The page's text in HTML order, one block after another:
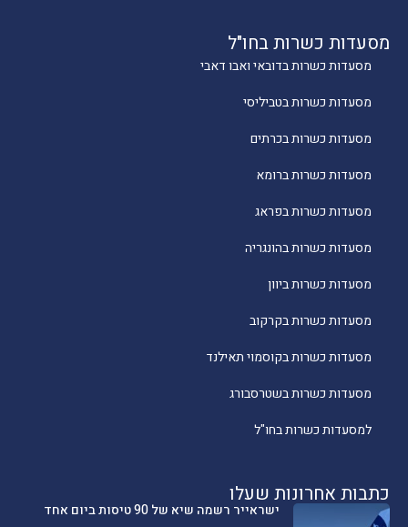
כתבות אחרונות שעלו
ישראייר רשמה שיא של 90 טיסות ביום אחד
מסעדות כשרות בחו"ל
מסעדות כשרות בדובאי ואבו דאבי
מסעדות כשרות בטביליסי
מסעדות כשרות בכרתים
מסעדות כשרות ברומא
מסעדות כשרות בפראג
מסעדות כשרות בהונגריה
מסעדות כשרות ביוון
מסעדות כשרות בקרקוב
מסעדות כשרות בקוסמוי תאילנד
מסעדות כשרות בשטרסבורג
למסעדות כשרות בחו"ל